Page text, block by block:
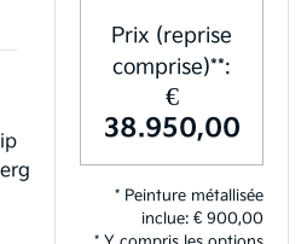
Prix (reprise
comprise)**:
€
38.950,00
* Peinture métallisée
inclue: € 900,00